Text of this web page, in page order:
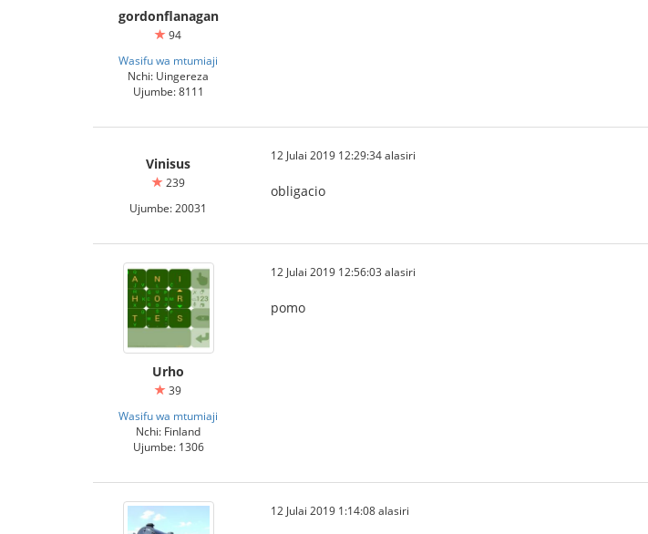
gordonflanagan
94
Wasifu wa mtumiaji
Nchi: Uingereza
Ujumbe: 8111
Vinisus
239
Ujumbe: 20031
12 Julai 2019 12:29:34 alasiri
obligacio
Urho
39
Wasifu wa mtumiaji
Nchi: Finland
Ujumbe: 1306
12 Julai 2019 12:56:03 alasiri
pomo
12 Julai 2019 1:14:08 alasiri